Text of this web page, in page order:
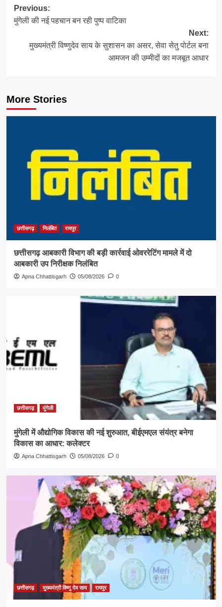
Post
navigation
Previous:
मुंगेली की नई पहचान बन रही पुष्प वाटिका
Next:
मुख्यमंत्री विष्णुदेव साय के सुशासन का असर, सेवा सेतु पोर्टल बना
आमजन की उम्मीदों का मजबूत आधार
More Stories
छत्तीसगढ़ निलंबित रायपुर
छत्तीसगढ़ आबकारी विभाग की बड़ी कार्रवाई ओवररेटिंग मामले में दो
आबकारी उप निरीक्षक निलंबित
Apna Chhattisgarh 05/08/2026 0
छत्तीसगढ़ मुंगेली
मुंगेली में औद्योगिक विकास की नई शुरुआत, बीईएमएल संयंत्र बनेगा
विकास का आधार: कलेक्टर
Apna Chhattisgarh 05/08/2026 0
छत्तीसगढ़ मुख्यमंत्री विष्णु देव साय रायपुर